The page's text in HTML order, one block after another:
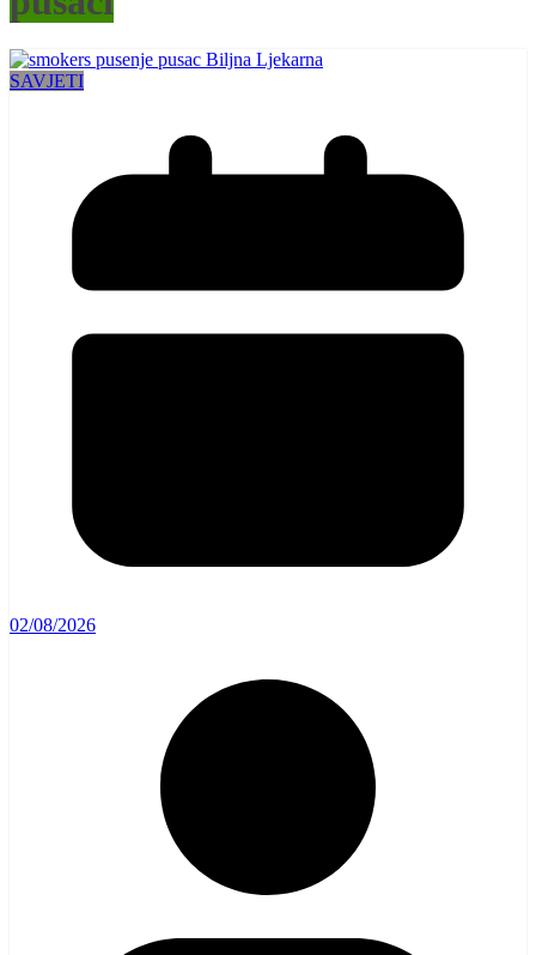
SAVJETI
02/08/2026